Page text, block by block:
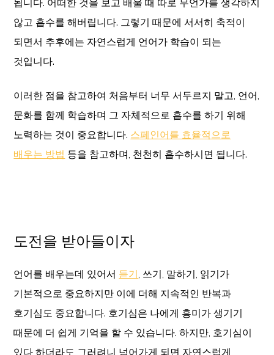
됩니다. 어떠한 것을 보고 배울 때 따로 무언가를 생각하지
않고 흡수를 해버립니다. 그렇기 때문에 서서히 축적이
되면서 추후에는 자연스럽게 언어가 학습이 되는
것입니다.
이러한 점을 참고하여 처음부터 너무 서두르지 말고, 언어,
문화를 함께 학습하며 그 자체적으로 흡수를 하기 위해
노력하는 것이 중요합니다. 스페인어를 효율적으로
배우는 방법 등을 참고하며, 천천히 흡수하시면 됩니다.
도전을 받아들이자
언어를 배우는데 있어서 듣기, 쓰기, 말하기, 읽기가
기본적으로 중요하지만 이에 더해 지속적인 반복과
호기심도 중요합니다. 호기심은 나에게 흥미가 생기기
때문에 더 쉽게 기억을 할 수 있습니다. 하지만, 호기심이
있다 하더라도 그러려니 넘어가게 되면 자연스럽게